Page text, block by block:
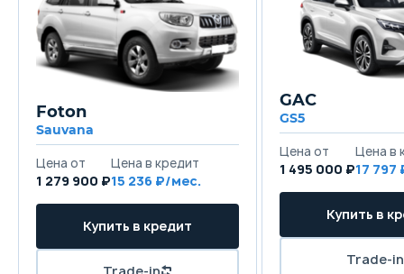
Foton
Sauvana
1 279 900 ₽15 236
GAC
GS5
1 495 000 ₽17 797